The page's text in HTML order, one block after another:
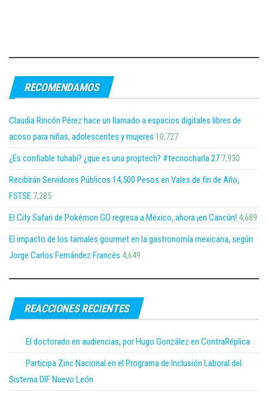
RECOMENDAMOS
Claudia Rincón Pérez hace un llamado a espacios digitales libres de
acoso para niñas, adolescentes y mujeres 10,727
¿Es confiable tuhabi? ¿que es una proptech? #tecnocharla 27 7,930
Recibirán Servidores Públicos 14,500 Pesos en Vales de fin de Año,
FSTSE 7,285
El City Safari de Pokémon GO regresa a México, ahora ¡en Cancún! 4,689
El impacto de los tamales gourmet en la gastronomía mexicana, según
Jorge Carlos Fernández Francés 4,649
REACCIONES RECIENTES
El doctorado en audiencias, por Hugo González en ContraRéplica
Participa Zinc Nacional en el Programa de Inclusión Laboral del
Sistema DIF Nuevo León